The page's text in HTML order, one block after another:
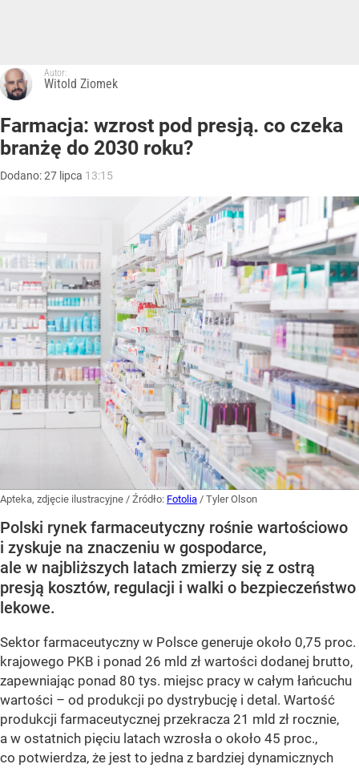
Autor:
Witold Ziomek
Farmacja: wzrost pod presją. co czeka
branżę do 2030 roku?
Dodano:27 lipca 13:15
Apteka, zdjęcie ilustracyjne / Źródło: Fotolia / Tyler Olson
Polski rynek farmaceutyczny rośnie wartościowo
i zyskuje na znaczeniu w gospodarce,
ale w najbliższych latach zmierzy się z ostrą
presją kosztów, regulacji i walki o bezpieczeństwo
lekowe.
Sektor farmaceutyczny w Polsce generuje około 0,75 proc.
krajowego PKB i ponad 26 mld zł wartości dodanej brutto,
zapewniając ponad 80 tys. miejsc pracy w całym łańcuchu
wartości – od produkcji po dystrybucję i detal. Wartość
produkcji farmaceutycznej przekracza 21 mld zł rocznie,
a w ostatnich pięciu latach wzrosła o około 45 proc.,
co potwierdza, że jest to jedna z bardziej dynamicznych